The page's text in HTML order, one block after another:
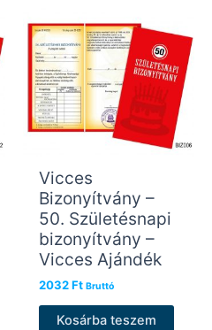
Vicces
Bizonyítvány –
50. Születésnapi
bizonyítvány –
Vicces Ajándék
2032Ft Bruttó
Kosárba teszem